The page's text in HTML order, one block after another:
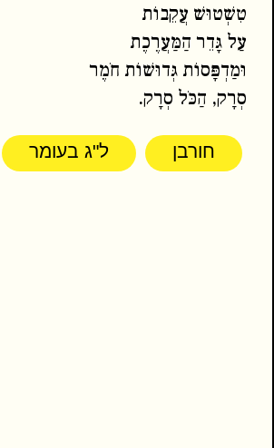
טִשְׁטוּשׁ עֲקֵבוֹת
עַל גָּדֵר הַמַּעֲרֶכֶת
וּמַדְפָּסוֹת גְּדוּשׁוֹת חֹמֶר
סְרָק, הַכֹּל סְרָק.
חורבן ל"ג בעומר